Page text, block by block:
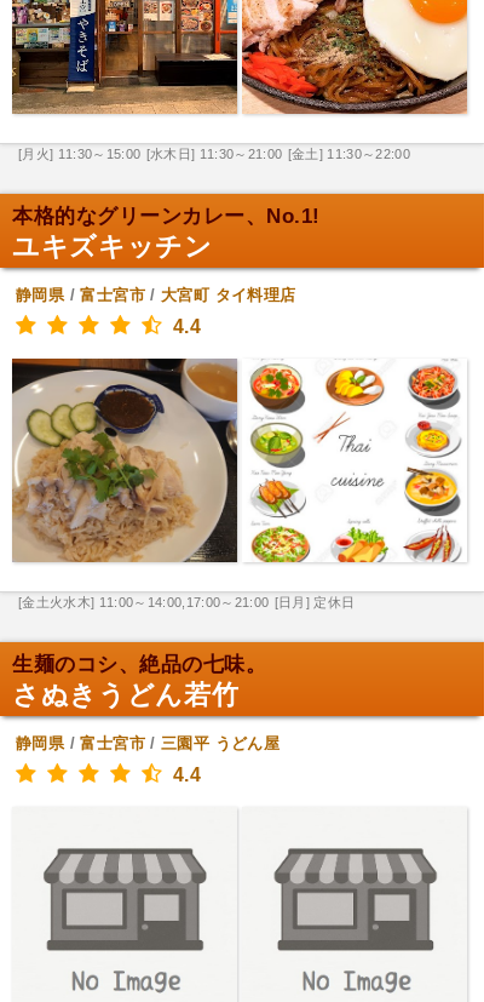
[月火] 11:30～15:00 [水木日] 11:30～21:00 [金土] 11:30～22:00
本格的なグリーンカレー、No.1!
ユキズキッチン
静岡県/富士宮市/大宮町 タイ料理店
4.4
[金土火水木] 11:00～14:00,17:00～21:00 [日月] 定休日
生麺のコシ、絶品の七味。
さぬきうどん若竹
静岡県/富士宮市/三園平 うどん屋
4.4